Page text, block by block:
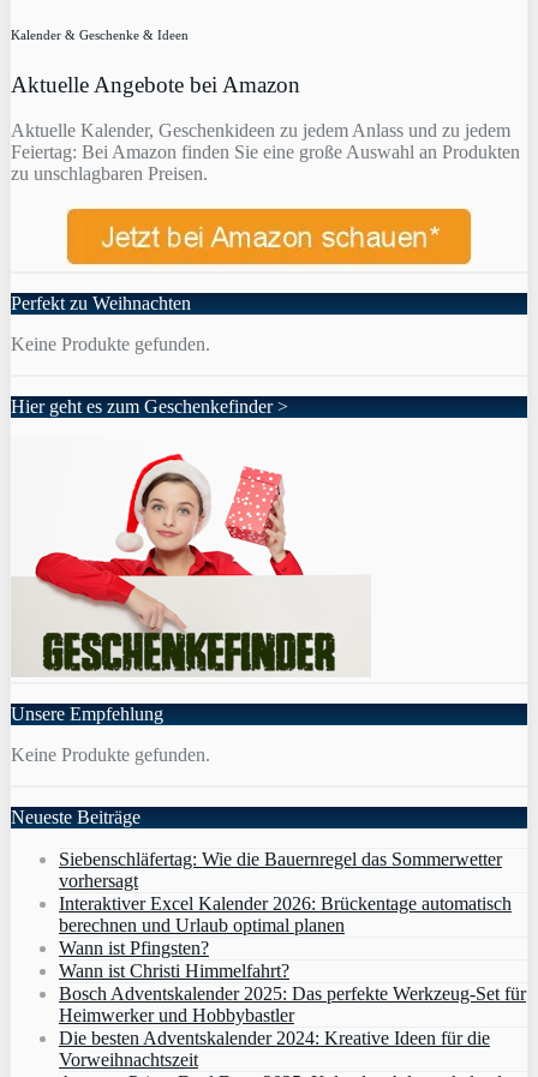
Kalender & Geschenke & Ideen
Aktuelle Angebote bei Amazon
Aktuelle Kalender, Geschenkideen zu jedem Anlass und zu jedem
Feiertag: Bei Amazon finden Sie eine große Auswahl an Produkten
zu unschlagbaren Preisen.
Perfekt zu Weihnachten
Keine Produkte gefunden.
Hier geht es zum Geschenkefinder >
Unsere Empfehlung
Keine Produkte gefunden.
Neueste Beiträge
Siebenschläfertag: Wie die Bauernregel das Sommerwetter
vorhersagt
Interaktiver Excel Kalender 2026: Brückentage automatisch
berechnen und Urlaub optimal planen
Wann ist Pfingsten?
Wann ist Christi Himmelfahrt?
Bosch Adventskalender 2025: Das perfekte Werkzeug-Set für
Heimwerker und Hobbybastler
Die besten Adventskalender 2024: Kreative Ideen für die
Vorweihnachtszeit